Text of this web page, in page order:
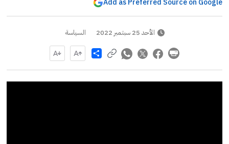
Add as Preferred Source on Google
الأحد 25 سبتمبر 2022 السياسة
Share